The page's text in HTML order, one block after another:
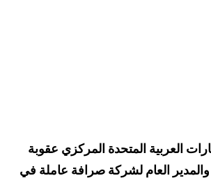
العربية المتحدة المركزي عقوبة
والمدير العام لشركة صرافة عاملة في